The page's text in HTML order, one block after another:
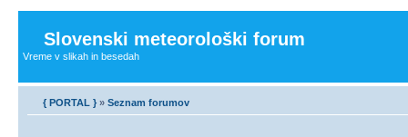
Slovenski meteorološki forum
Vreme v slikah in besedah
{ PORTAL } » Seznam forumov